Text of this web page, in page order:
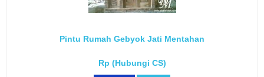
Pintu Rumah Gebyok Jati Mentahan
Rp (Hubungi CS)